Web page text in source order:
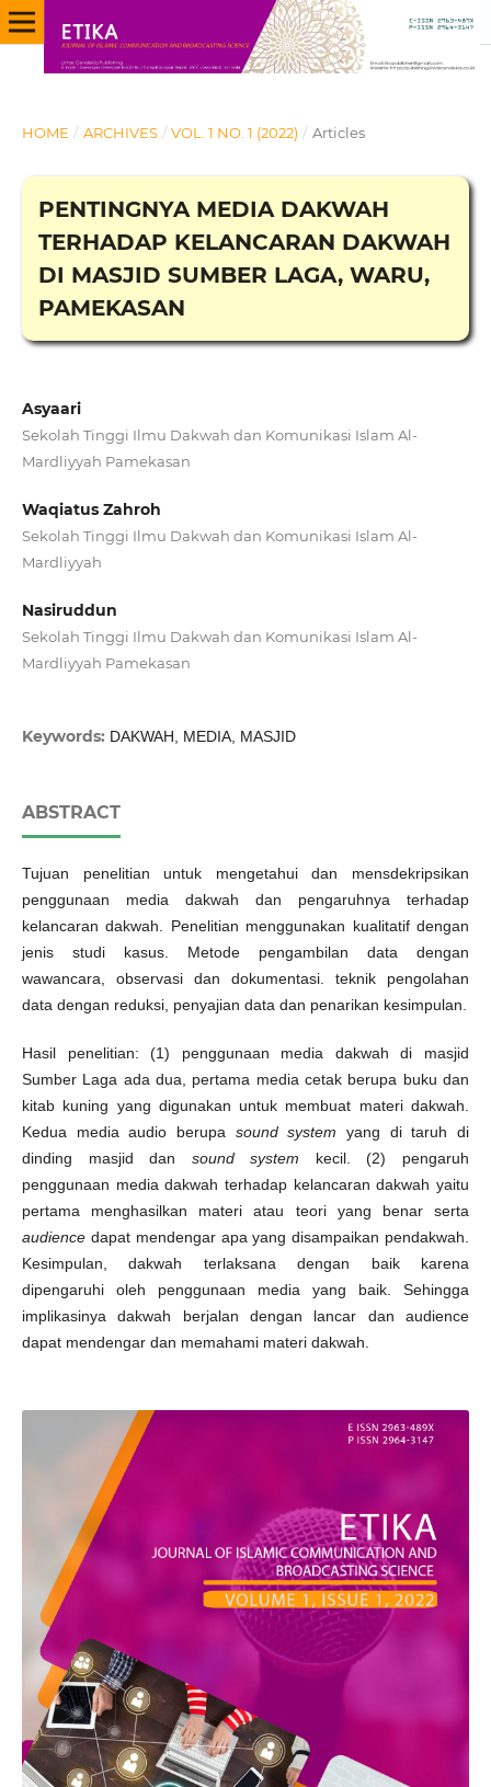
HOME / ARCHIVES / VOL. 1 NO. 1 (2022) / Articles
PENTINGNYA MEDIA DAKWAH
TERHADAP KELANCARAN DAKWAH
DI MASJID SUMBER LAGA, WARU,
PAMEKASAN
Asyaari
Sekolah Tinggi Ilmu Dakwah dan Komunikasi Islam Al-
Mardliyyah Pamekasan
Waqiatus Zahroh
Sekolah Tinggi Ilmu Dakwah dan Komunikasi Islam Al-
Mardliyyah
Nasiruddun
Sekolah Tinggi Ilmu Dakwah dan Komunikasi Islam Al-
Mardliyyah Pamekasan
Keywords: DAKWAH, MEDIA, MASJID
ABSTRACT
Tujuan penelitian untuk mengetahui dan mensdekripsikan
penggunaan media dakwah dan pengaruhnya terhadap
kelancaran dakwah. Penelitian menggunakan kualitatif dengan
jenis studi kasus. Metode pengambilan data dengan
wawancara, observasi dan dokumentasi. teknik pengolahan
data dengan reduksi, penyajian data dan penarikan kesimpulan.
Hasil penelitian: (1) penggunaan media dakwah di masjid
Sumber Laga ada dua, pertama media cetak berupa buku dan
kitab kuning yang digunakan untuk membuat materi dakwah.
Kedua media audio berupa sound systemyang di taruh di
dinding masjid dan sound system kecil. (2) pengaruh
penggunaan media dakwah terhadap kelancaran dakwah yaitu
pertama menghasilkan materi atau teori yang benar serta
audiencedapat mendengar apa yang disampaikan pendakwah.
Kesimpulan, dakwah terlaksana dengan baik karena
dipengaruhi oleh penggunaan media yang baik. Sehingga
implikasinya dakwah berjalan dengan lancar dan audience
dapat mendengar dan memahami materi dakwah.